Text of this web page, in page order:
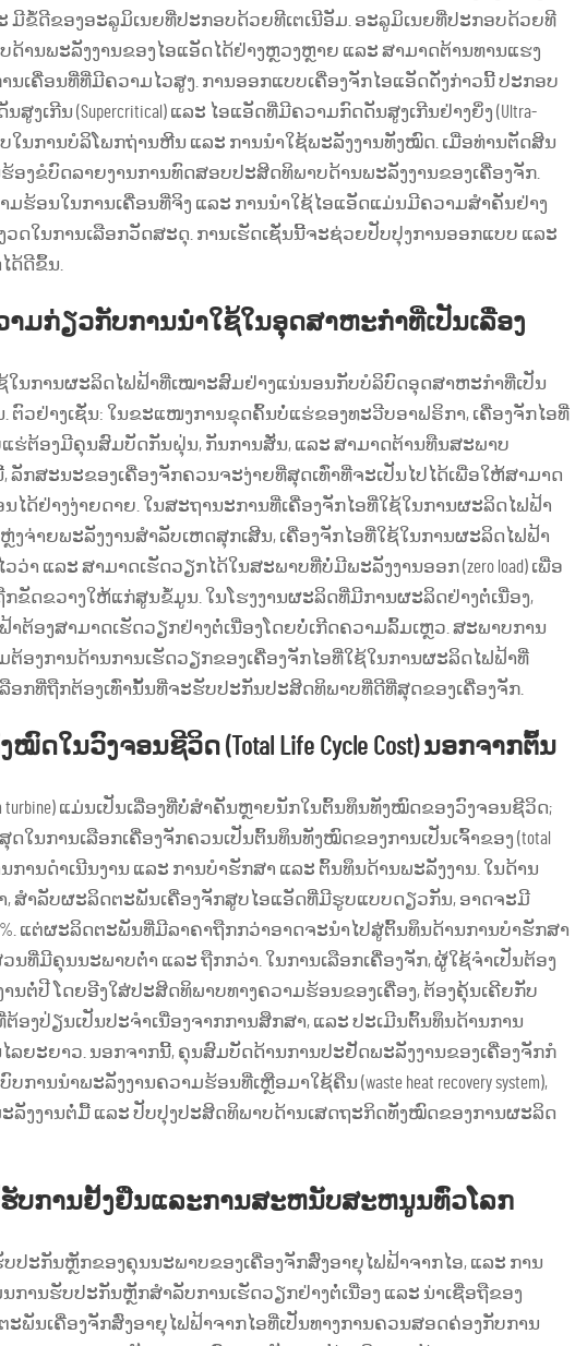
ມີຂໍ້ດີຂອງອະລູມິເນຍທີ່ປະກອບດ້ວຍທີເຕເນີອັມ. ອະລູມິເນຍທີ່ປະກອບດ້ວຍທີ
ດ້ານພະລັງງານຂອງໄອແອັດໄດ້ຢ່າງຫຼວງຫຼາຍ ແລະ ສາມາດຕ້ານທານແຮງ
ນເຄື່ອນທີ່ທີ່ມີຄວາມໄວສູງ. ການອອກແບບເຄື່ອງຈັກໄອແອັດດັ່ງກ່າວນີ້ ປະກອບ
ເກີນ (Supercritical) ແລະ ໄອແອັດທີ່ມີຄວາມກົດດັນສູງເກີນຢ່າງຍິ່ງ (Ultra-
າບໃນການບໍລິໂພກຖ່ານຫີນ ແລະ ການນຳໃຊ້ພະລັງງານທັງໝົດ. ເມື່ອທ່ານຕັດສິນ
ອງຂໍບົດລາຍງານການທົດສອບປະສິດທິພາບດ້ານພະລັງງານຂອງເຄື່ອງຈັກ.
ຮ້ອນໃນການເຄື່ອນທີ່ຈິງ ແລະ ການນຳໃຊ້ໄອແອັດແມ່ນມີຄວາມສຳຄັນຢ່າງ
ວດໃນການເລືອກວັດສະດຸ. ການເຮັດເຊັ່ນນີ້ຈະຊ່ວຍປັບປຸງການອອກແບບ ແລະ
ດ້ດີຂຶ້ນ.
ມກ່ຽວກັບການນຳໃຊ້ໃນອຸດສາຫະກຳທີ່ເປັນເລື່ອງ
ໃນການຜະລິດໄຟຟ້າທີ່ເໝາະສົມຢ່າງແນ່ນອນກັບບໍລິບົດອຸດສາຫະກຳທີ່ເປັນ
. ຕົວຢ່າງເຊັ່ນ: ໃນຂະແໜງການຂຸດຄົ້ນບໍ່ແຮ່ຂອງທະວີບອາຟຣິກາ, ເຄື່ອງຈັກໄອທີ່
ຮ່ຕ້ອງມີຄຸນສົມບັດກັນຝຸ່ນ, ກັນການສັ່ນ, ແລະ ສາມາດຕ້ານທືນສະພາບ
ລັກສະນະຂອງເຄື່ອງຈັກຄວນຈະງ່າຍທີ່ສຸດເທົ່າທີ່ຈະເປັນໄປໄດ້ເພື່ອໃຫ້ສາມາດ
ໄດ້ຢ່າງງ່າຍດາຍ. ໃນສະຖານະການທີ່ເຄື່ອງຈັກໄອທີ່ໃຊ້ໃນການຜະລິດໄຟຟ້າ
ຈ່າຍພະລັງງານສຳລັບເຫດສຸກເສີນ, ເຄື່ອງຈັກໄອທີ່ໃຊ້ໃນການຜະລິດໄຟຟ້າ
ວ່າ ແລະ ສາມາດເຮັດວຽກໄດ້ໃນສະພາບທີ່ບໍ່ມີພະລັງງານອອກ (zero load) ເພື່ອ
ຂັດຂວາງໃຫ້ແກ່ສູນຂໍ້ມູນ. ໃນໂຮງງານຜະລິດທີ່ມີການຜະລິດຢ່າງຕໍ່ເນື່ອງ,
າຕ້ອງສາມາດເຮັດວຽກຢ່າງຕໍ່ເນື່ອງໂດຍບໍ່ເກີດຄວາມລົ້ມເຫຼວ. ສະພາບການ
ອງການດ້ານການເຮັດວຽກຂອງເຄື່ອງຈັກໄອທີ່ໃຊ້ໃນການຜະລິດໄຟຟ້າທີ່
ອກທີ່ຖືກຕ້ອງເທົ່ານັ້ນທີ່ຈະຮັບປະກັນປະສິດທິພາບທີ່ດີທີ່ສຸດຂອງເຄື່ອງຈັກ.
ໃນວົງຈອນຊີວິດ (Total Life Cycle Cost) ນອກຈາກຕົ້ນ
turbine) ແມ່ນເປັນເລື່ອງທີ່ບໍ່ສຳຄັນຫຼາຍນັກໃນຕົ້ນທຶນທັງໝົດຂອງວົງຈອນຊີວິດ;
ໃນການເລືອກເຄື່ອງຈັກຄວນເປັນຕົ້ນທຶນທັງໝົດຂອງການເປັນເຈົ້າຂອງ (total
ານການດຳເນີນງານ ແລະ ການບໍາຮັກສາ ແລະ ຕົ້ນທຶນດ້ານພະລັງງານ. ໃນດ້ານ
ສຳລັບຜະລິດຕະພັນເຄື່ອງຈັກສູບໄອແອັດທີ່ມີຮູບແບບດຽວກັນ, ອາດຈະມີ
ແຕ່ຜະລິດຕະພັນທີ່ມີລາຄາຖືກກວ່າອາດຈະນຳໄປສູ່ຕົ້ນທຶນດ້ານການບໍາຮັກສາ
ນທີ່ມີຄຸນນະພາບຕ່ຳ ແລະ ຖືກກວ່າ. ໃນການເລືອກເຄື່ອງຈັກ, ຜູ້ໃຊ້ຈຳເປັນຕ້ອງ
ນຕໍ່ປີ ໂດຍອີງໃສ່ປະສິດທິພາບທາງຄວາມຮ້ອນຂອງເຄື່ອງ, ຕ້ອງຄຸ້ນເຄີຍກັບ
ອງປ່ຽນເປັນປະຈຳເນື່ອງຈາກການສຶກສາ, ແລະ ປະເມີນຕົ້ນທຶນດ້ານການ
ໄລຍະຍາວ. ນອກຈາກນີ້, ຄຸນສົມບັດດ້ານການປະຢັດພະລັງງານຂອງເຄື່ອງຈັກກໍ
ນນຳພະລັງງານຄວາມຮ້ອນທີ່ເຫຼືອມາໃຊ້ຄືນ (waste heat recovery system),
ງງານຕໍ່ມື້ ແລະ ປັບປຸງປະສິດທິພາບດ້ານເສດຖະກິດທັງໝົດຂອງການຜະລິດ
ບການຢັ້ງຢືນແລະການສະຫນັບສະຫນູນທົ່ວໂລກ
ປະກັນຫຼັກຂອງຄຸນນະພາບຂອງເຄື່ອງຈັກສົ່ງອາຍຸໄຟຟ້າຈາກໄອ, ແລະ ການ
ການຮັບປະກັນຫຼັກສຳລັບການເຮັດວຽກຢ່າງຕໍ່ເນື່ອງ ແລະ ນ່າເຊື່ອຖືຂອງ
ພັນເຄື່ອງຈັກສົ່ງອາຍຸໄຟຟ້າຈາກໄອທີ່ເປັນທາງການຄວນສອດຄ່ອງກັບການ